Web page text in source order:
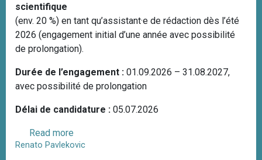
h
w
e
z
e
L
r
scientifique
(env. 20 %) en tant qu’assistant·e de rédaction dès l’été
2026 (engagement initial d’une année avec possibilité
de prolongation).
Durée de l’engagement : 01.09.2026 – 31.08.2027,
avec possibilité de prolongation
Délai de candidature : 05.07.2026
Read more
b
Renato Pavlekovic